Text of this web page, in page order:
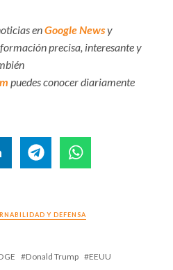
enGoogle Newsy
precisa, interesante y
puedes conocer diariamente
Y DEFENSA
Donald Trump
EEUU